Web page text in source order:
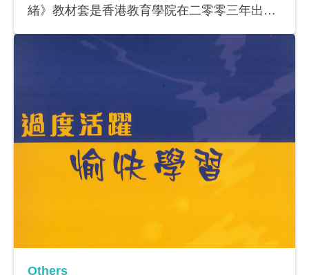
緒》教材套是香港教育學院在二零零三年出版
材套的延續篇，這兩套教材均旨在提升自閉症
兒童的社交認知和技巧。
Others